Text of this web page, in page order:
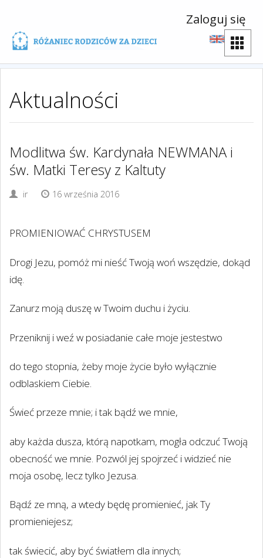
Zaloguj się
Aktualności
Modlitwa św. Kardynała NEWMANA i
św. Matki Teresy z Kaltuty
ir 16 września 2016
PROMIENIOWAĆ CHRYSTUSEM
Drogi Jezu, pomóż mi nieść Twoją woń wszędzie, dokąd
idę.
Zanurz moją duszę w Twoim duchu i życiu.
Przeniknij i weź w posiadanie całe moje jestestwo
do tego stopnia, żeby moje życie było wyłącznie
odblaskiem Ciebie.
Świeć przeze mnie; i tak bądź we mnie,
aby każda dusza, którą napotkam, mogła odczuć Twoją
obecność we mnie. Pozwól jej spojrzeć i widzieć nie
moja osobę, lecz tylko Jezusa.
Bądź ze mną, a wtedy będę promienieć, jak Ty
promieniejesz;
tak świecić, aby być światłem dla innych;